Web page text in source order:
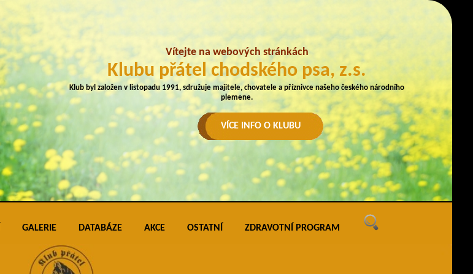
Vítejte na webových stránkách
Klubu přátel chodského psa, z.s.
Klub byl založen v listopadu 1991, sdružuje majitele, chovatele a příznivce našeho českého národního
plemene.
VÍCE INFO O KLUBU
Přehled vrhů
GALERIE
Podmínky pro vkládání do galerie úspěšných
DATABÁZE AKCE OSTATNÍ ZDRAVOTNÍ PROGRAM